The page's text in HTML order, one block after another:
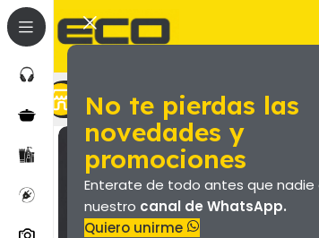
No te pierdas las
novedades y
promociones
Enterate de todo antes que nadie
nuestro canal de WhatsApp.
Quiero unirme
Productos Marroquineria (Valijas